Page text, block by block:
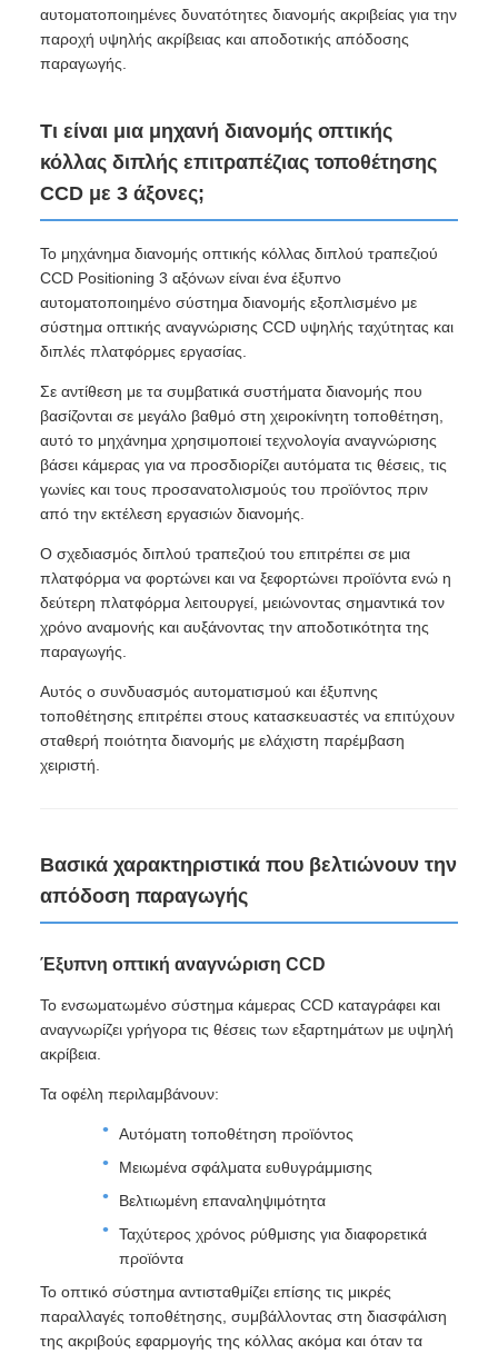
αυτοματοποιημένες δυνατότητες διανομής ακριβείας για την
παροχή υψηλής ακρίβειας και αποδοτικής απόδοσης
παραγωγής.
Τι είναι μια μηχανή διανομής οπτικής
κόλλας διπλής επιτραπέζιας τοποθέτησης
CCD με 3 άξονες;
Το μηχάνημα διανομής οπτικής κόλλας διπλού τραπεζιού
CCD Positioning 3 αξόνων είναι ένα έξυπνο
αυτοματοποιημένο σύστημα διανομής εξοπλισμένο με
σύστημα οπτικής αναγνώρισης CCD υψηλής ταχύτητας και
διπλές πλατφόρμες εργασίας.
Σε αντίθεση με τα συμβατικά συστήματα διανομής που
βασίζονται σε μεγάλο βαθμό στη χειροκίνητη τοποθέτηση,
αυτό το μηχάνημα χρησιμοποιεί τεχνολογία αναγνώρισης
βάσει κάμερας για να προσδιορίζει αυτόματα τις θέσεις, τις
γωνίες και τους προσανατολισμούς του προϊόντος πριν
από την εκτέλεση εργασιών διανομής.
Ο σχεδιασμός διπλού τραπεζιού του επιτρέπει σε μια
πλατφόρμα να φορτώνει και να ξεφορτώνει προϊόντα ενώ η
δεύτερη πλατφόρμα λειτουργεί, μειώνοντας σημαντικά τον
χρόνο αναμονής και αυξάνοντας την αποδοτικότητα της
παραγωγής.
Αυτός ο συνδυασμός αυτοματισμού και έξυπνης
τοποθέτησης επιτρέπει στους κατασκευαστές να επιτύχουν
σταθερή ποιότητα διανομής με ελάχιστη παρέμβαση
χειριστή.
Βασικά χαρακτηριστικά που βελτιώνουν την
απόδοση παραγωγής
Έξυπνη οπτική αναγνώριση CCD
Το ενσωματωμένο σύστημα κάμερας CCD καταγράφει και
αναγνωρίζει γρήγορα τις θέσεις των εξαρτημάτων με υψηλή
ακρίβεια.
Τα οφέλη περιλαμβάνουν:
Αυτόματη τοποθέτηση προϊόντος
Μειωμένα σφάλματα ευθυγράμμισης
Βελτιωμένη επαναληψιμότητα
Ταχύτερος χρόνος ρύθμισης για διαφορετικά
προϊόντα
Το οπτικό σύστημα αντισταθμίζει επίσης τις μικρές
παραλλαγές τοποθέτησης, συμβάλλοντας στη διασφάλιση
της ακριβούς εφαρμογής της κόλλας ακόμα και όταν τα